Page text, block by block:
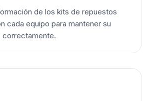
de los kits de repuestos
cada equipo para mantener su
correctamente.